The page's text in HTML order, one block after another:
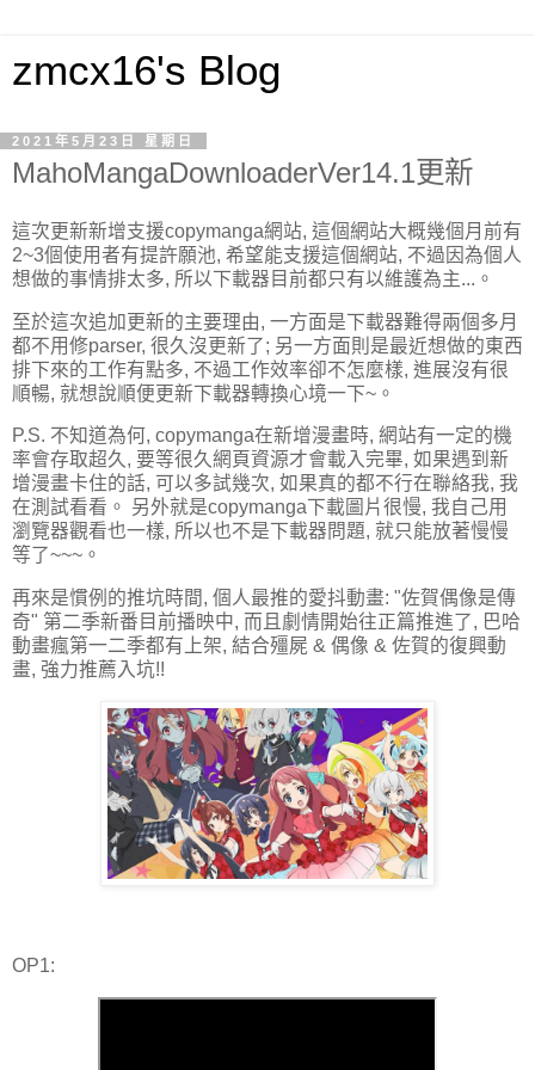
zmcx16's Blog
2021年5月23日 星期日
MahoMangaDownloaderVer14.1更新
這次更新新增支援copymanga網站, 這個網站大概幾個月前有
2~3個使用者有提許願池, 希望能支援這個網站, 不過因為個人
想做的事情排太多, 所以下載器目前都只有以維護為主...。
至於這次追加更新的主要理由, 一方面是下載器難得兩個多月
都不用修parser, 很久沒更新了; 另一方面則是最近想做的東西
排下來的工作有點多, 不過工作效率卻不怎麼樣, 進展沒有很
順暢, 就想說順便更新下載器轉換心境一下~。
P.S. 不知道為何, copymanga在新增漫畫時, 網站有一定的機
率會存取超久, 要等很久網頁資源才會載入完畢, 如果遇到新
增漫畫卡住的話, 可以多試幾次, 如果真的都不行在聯絡我, 我
在測試看看。 另外就是copymanga下載圖片很慢, 我自己用
瀏覽器觀看也一樣, 所以也不是下載器問題, 就只能放著慢慢
等了~~~。
再來是慣例的推坑時間, 個人最推的愛抖動畫: "佐賀偶像是傳
奇" 第二季新番目前播映中, 而且劇情開始往正篇推進了, 巴哈
動畫瘋第一二季都有上架, 結合殭屍 & 偶像 & 佐賀的復興動
畫, 強力推薦入坑!!
OP1: